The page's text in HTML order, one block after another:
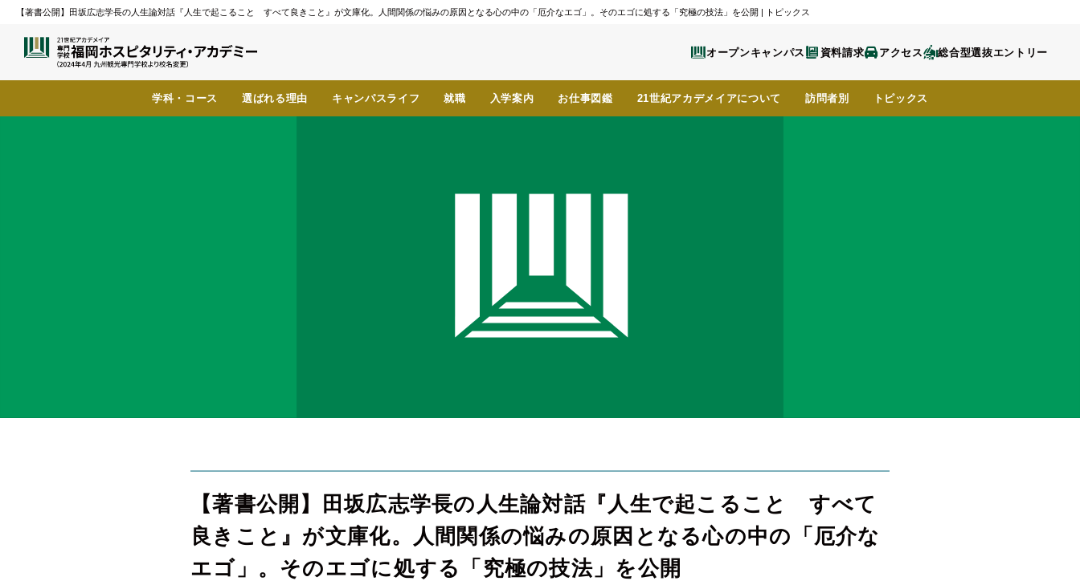
【著書公開】田坂広志学長の人生論対話『人生で起こること すべて良きこと』が文庫化。人間関係の悩みの原因となる心の中の「厄介なエゴ」。そのエゴに処する「究極の技法」を公開 | トピックス
オープンキャンパス 資料請求 アクセス 総合型選抜エントリー
学科・コース 選ばれる理由 キャンパスライフ 就職 入学案内 お仕事図鑑 21世紀アカデメイアについて 訪問者別 トピックス
【著書公開】田坂広志学長の人生論対話『人生で起こること すべて
良きこと』が文庫化。人間関係の悩みの原因となる心の中の「厄介な
エゴ」。そのエゴに処する「究極の技法」を公開